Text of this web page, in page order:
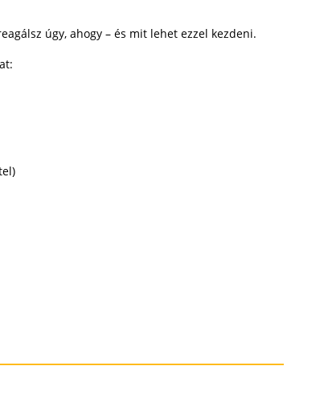
úgy, ahogy – és mit lehet ezzel kezdeni.